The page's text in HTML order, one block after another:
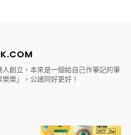
創立，本來是一個給自己作筆記的筆
樂」，公諸同好更好！